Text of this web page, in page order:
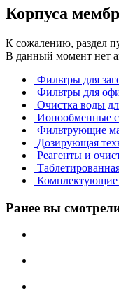
Корпуса
К сожалению, раздел
В данный момент нет
Фильтры для
Фильтры для
Очистка воды
Ионообменные
Фильтрующие
Дозирующая
Реагенты и
Комплектующие
Ранее вы